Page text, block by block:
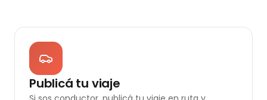
Publicá tu viaje